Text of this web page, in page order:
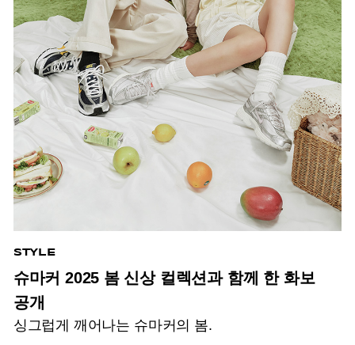
STYLE
슈마커 2025 봄 신상 컬렉션과 함께 한 화보
공개
싱그럽게 깨어나는 슈마커의 봄.